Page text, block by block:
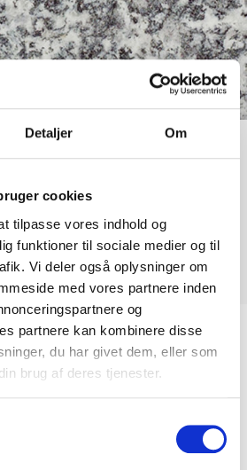
Detaljer Om
cookies
tilpasse vores indhold og
funktioner til sociale medier og til
Vi deler også oplysninger om
med vores partnere inden
og
partnere kan kombinere disse
du har givet dem, eller som
brug af deres tjenester.
eller stålsandsavet.
vinduesplader, gulve og trapper.
Italien
Type: Gnejs
Varer